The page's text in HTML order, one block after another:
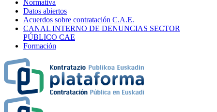
Normativa
Datos abiertos
Acuerdos sobre contratación C.A.E.
CANAL INTERNO DE DENUNCIAS SECTOR
PÚBLICO CAE
Formación